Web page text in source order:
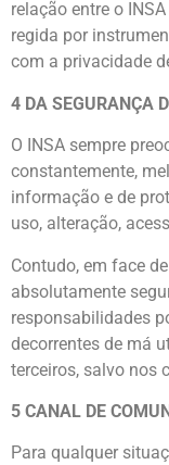
relação entre o
regida por
com a privacidade
4 DA SEGURANÇA
O INSA sempre
constantemente,
informação e de
uso, alteração,
Contudo, em face
absolutamente
responsabilidades
decorrentes de má
terceiros, salvo nos
5 CANAL DE
Para qualquer